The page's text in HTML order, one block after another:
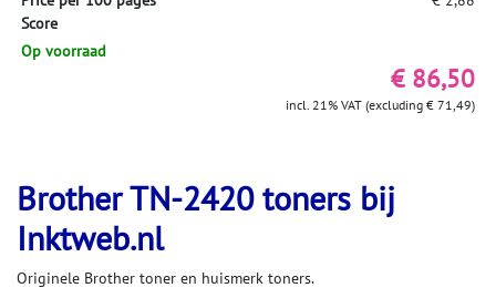
Score
Op voorraad
€ 86,50
incl. 21% VAT (excluding € 71,49)
Brother TN-2420 toners bij
Inktweb.nl
Originele Brother toner en huismerk toners.